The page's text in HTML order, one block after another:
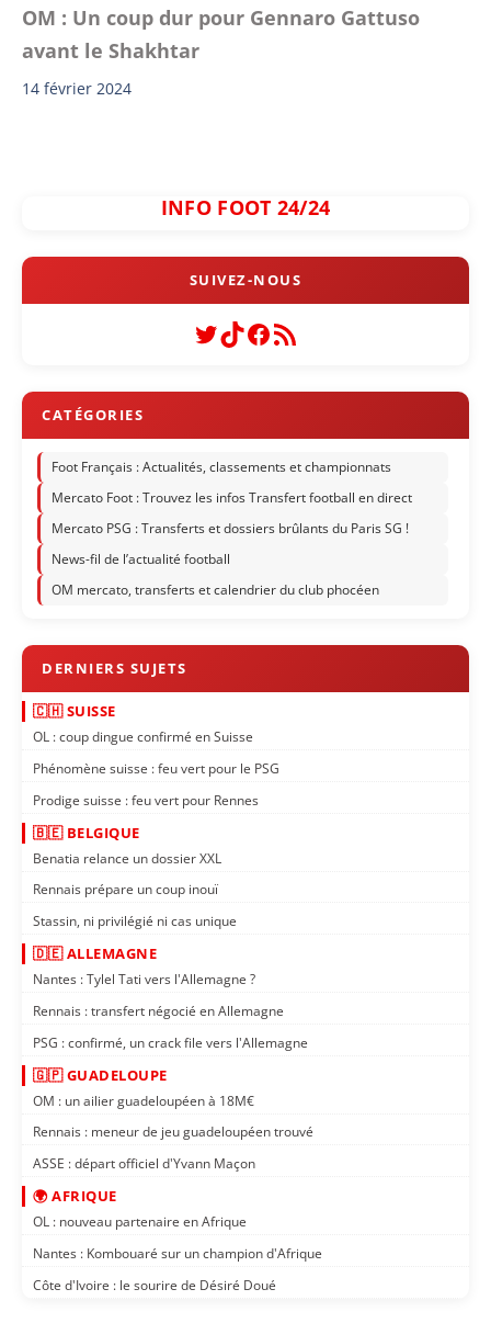
OM : Un coup dur pour Gennaro Gattuso
avant le Shakhtar
14 février 2024
INFO FOOT 24/24
Twitter
TikTok
Facebook
Flux RSS
Foot Français : Actualités, classements et championnats
Mercato Foot : Trouvez les infos Transfert football en direct
Mercato PSG : Transferts et dossiers brûlants du Paris SG !
News-fil de l’actualité football
OM mercato, transferts et calendrier du club phocéen
🇨🇭 SUISSE
OL : coup dingue confirmé en Suisse
Phénomène suisse : feu vert pour le PSG
Prodige suisse : feu vert pour Rennes
🇧🇪 BELGIQUE
Benatia relance un dossier XXL
Rennais prépare un coup inouï
Stassin, ni privilégié ni cas unique
🇩🇪 ALLEMAGNE
Nantes : Tylel Tati vers l'Allemagne ?
Rennais : transfert négocié en Allemagne
PSG : confirmé, un crack file vers l'Allemagne
🇬🇵 GUADELOUPE
OM : un ailier guadeloupéen à 18M€
Rennais : meneur de jeu guadeloupéen trouvé
ASSE : départ officiel d'Yvann Maçon
🌍 AFRIQUE
OL : nouveau partenaire en Afrique
Nantes : Kombouaré sur un champion d'Afrique
Côte d'Ivoire : le sourire de Désiré Doué